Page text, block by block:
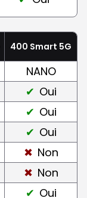
400 Smart 5G
NANO
Oui
Oui
Oui
Non
Non
Oui